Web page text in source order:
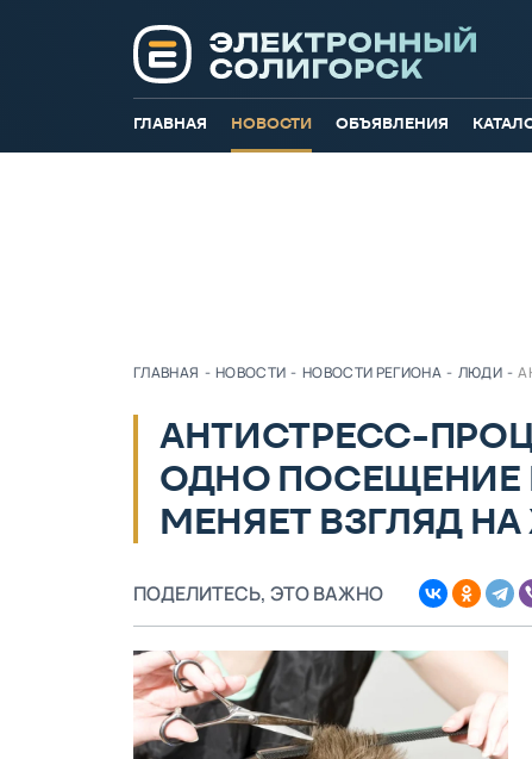
ГЛАВНАЯ НОВОСТИ ОБЪЯВЛЕНИЯ
ГЛАВНАЯ - НОВОСТИ - НОВОСТИ РЕГИОНА - ЛЮДИ -
АНТИСТРЕСС-
ОДНО ПОСЕЩЕНИЕ
МЕНЯЕТ ВЗГЛЯД
ПОДЕЛИТЕСЬ, ЭТО ВАЖНО